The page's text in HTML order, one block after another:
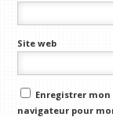
Site web
Enregistrer
navigateur pour